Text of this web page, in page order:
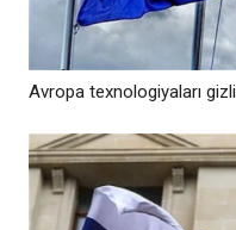
Avropa texnologiyaları